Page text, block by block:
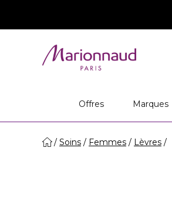
Offres Marques
Soins Femmes Lèvres